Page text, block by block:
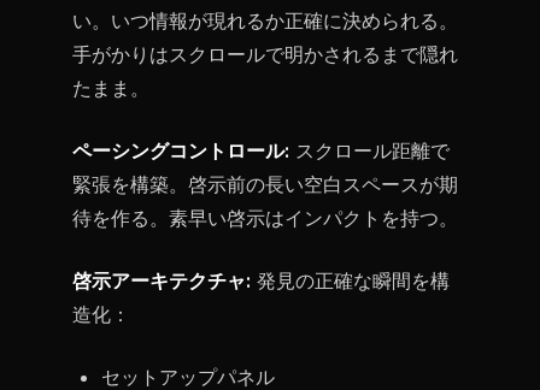
い。いつ情報が現れるか正確に決められる。
手がかりはスクロールで明かされるまで隠れ
たまま。
ペーシングコントロール: スクロール距離で
緊張を構築。啓示前の長い空白スペースが期
待を作る。素早い啓示はインパクトを持つ。
啓示アーキテクチャ: 発見の正確な瞬間を構
造化：
セットアップパネル